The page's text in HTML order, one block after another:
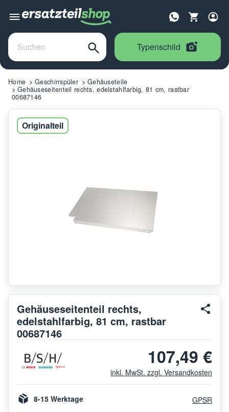
Typenschild
Home Geschirrspüler
Gehäuseteile
Gehäuseseitenteil rechts, edelstahlfarbig, 81 cm, rastbar
00687146
Originalteil
Gehäuseseitenteil rechts,
edelstahlfarbig, 81 cm, rastbar
00687146
107,49 €
inkl. MwSt. zzgl. Versandkosten
8-15 Werktage GPSR